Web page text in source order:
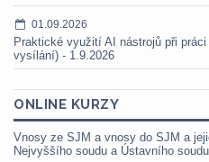
01.09.2026
Praktické využití AI nástrojů při
vysílání) - 1.9.2026
ONLINE KURZY
Vnosy ze SJM a vnosy do SJM a
Nejvyššího soudu a Ústavního soudu